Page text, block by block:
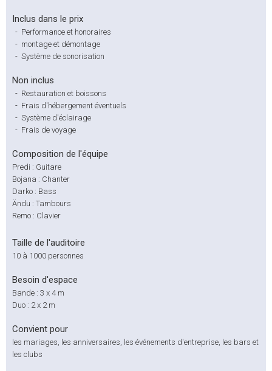
Inclus dans le prix
- Performance et honoraires
- montage et démontage
- Système de sonorisation
Non inclus
- Restauration et boissons
- Frais d'hébergement éventuels
- Système d'éclairage
- Frais de voyage
Composition de l'équipe
Predi : Guitare
Bojana : Chanter
Darko : Bass
Ändu : Tambours
Remo : Clavier
Taille de l'auditoire
10 à 1000 personnes
Besoin d'espace
Bande : 3 x 4 m
Duo : 2 x 2 m
Convient pour
les mariages, les anniversaires, les événements d'entreprise, les bars et
les clubs